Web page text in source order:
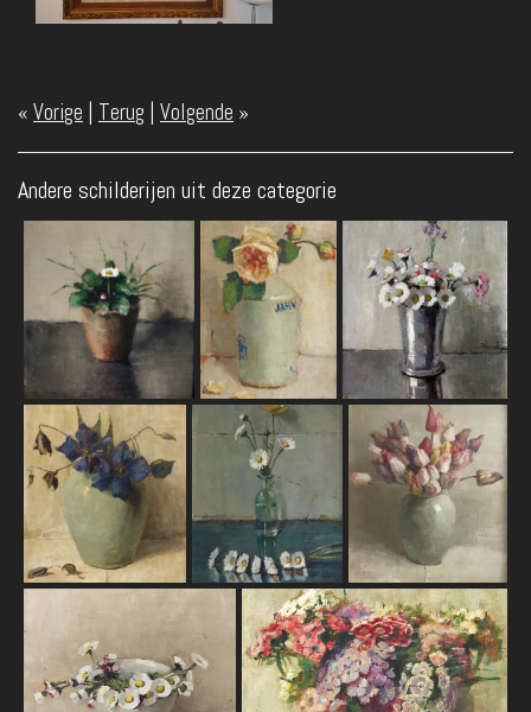
« Vorige Terug Volgende »
Andere schilderijen uit deze categorie